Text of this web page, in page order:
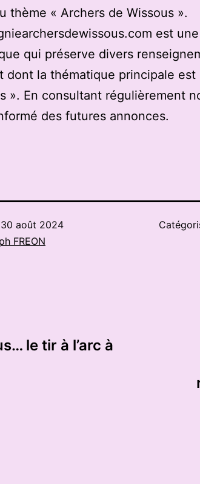
thème « Archers de Wissous ».
est
qui préserve divers
dont la thématique principale est
». En consultant régulièrement
des futures annonces.
30 août 2024
FREON
le tir à l’arc à